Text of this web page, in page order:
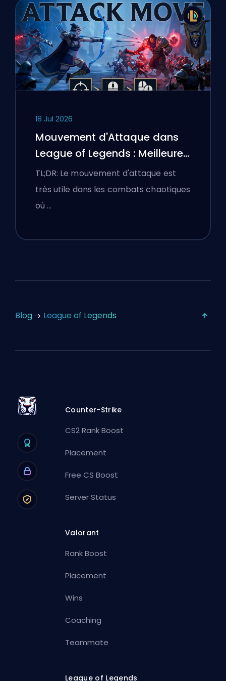
18 Jul 2026
Mouvement d'Attaque dans
League of Legends : Meilleures
Configurations
TL;DR: Le mouvement d'attaque est
très utile dans les combats chaotiques
où …
Blog League of Legends
Counter-Strike
CS2 Rank Boost
Placement
Free CS Boost
Server Status
Valorant
Rank Boost
Placement
Wins
Coaching
Teammate
League of Legends